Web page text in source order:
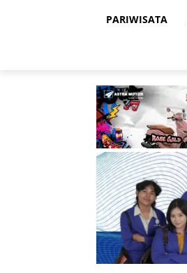
PARIWISATA